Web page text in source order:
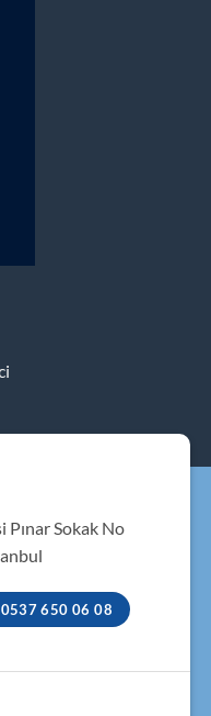
Sokak No
650 06 08